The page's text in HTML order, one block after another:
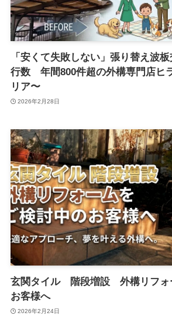
「安くて失敗しない」張り替え波
行数 年間800件超の外構専門店ヒ
リア〜
2026年2月28日
玄関タイル 階段増設 外構リフォ
お客様へ
2026年2月24日